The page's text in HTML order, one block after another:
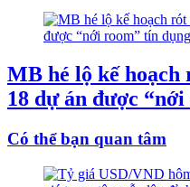
MB hé lộ kế
18 dự án được
Có thể bạn quan tâm